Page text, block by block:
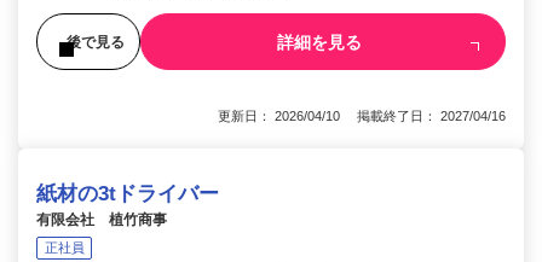
後で見る 詳細を見る
更新日： 2026/04/10 掲載終了日： 2027/04/16
紙材の3tドライバー
有限会社 植竹商事
正社員